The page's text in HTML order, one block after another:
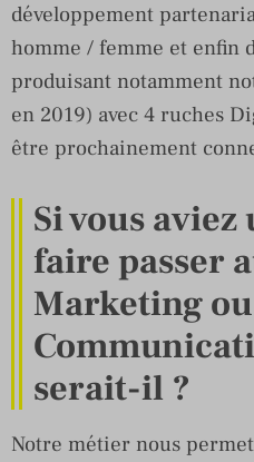
développement
homme / femme et enfin
produisant notamment
en 2019) avec 4 ruches
être prochainement
Si vous aviez
faire passer
Marketing ou
serait-il ?
Notre métier nous